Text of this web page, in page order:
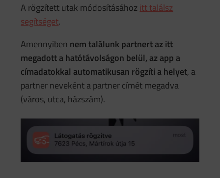
A rögzített utak módosításáhozitt találsz
segítséget.
Amennyiben nem találunk partnert az itt
megadott a hatótávolságon belül, az app a
címadatokkal automatikusan rögzíti a helyet, a
partner neveként a partner címét megadva
(város, utca, házszám).